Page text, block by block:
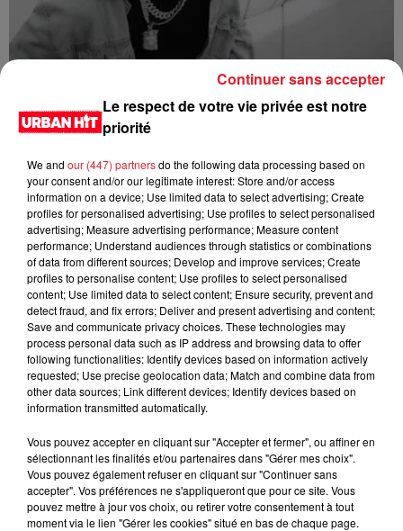
Shallipopi - Laho III (feat. Rauw Alejandro)
Le respect de votre vie privée est notre
priorité
We and our (447) partnersdo the following data processing based on
your consent and/or our legitimate interest: Store and/or access
information on a device; Use limited data to select advertising; Create
profiles for personalised advertising; Use profiles to select personalised
advertising; Measure advertising performance; Measure content
performance; Understand audiences through statistics or combinations
of data from different sources; Develop and improve services; Create
profiles to personalise content; Use profiles to select personalised
content; Use limited data to select content; Ensure security, prevent and
detect fraud, and fix errors; Deliver and present advertising and content;
Save and communicate privacy choices. These technologies may
process personal data such as IP address and browsing data to offer
following functionalities: Identify devices based on information actively
requested; Use precise geolocation data; Match and combine data from
other data sources; Link different devices; Identify devices based on
information transmitted automatically.
Vous pouvez accepter en cliquant sur "Accepter et fermer", ou affiner en
sélectionnant les finalités et/ou partenaires dans "Gérer mes choix".
Vous pouvez également refuser en cliquant sur "Continuer sans
accepter". Vos préférences ne s'appliqueront que pour ce site. Vous
pouvez mettre à jour vos choix, ou retirer votre consentement à tout
moment via le lien "Gérer les cookies" situé en bas de chaque page.
Continuer sans accepter